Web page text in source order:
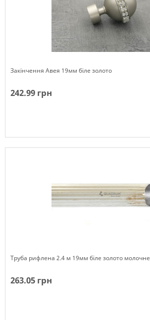
Закінчення Авея 19мм біле золото
242.99 грн
Труба рифлена 2.4 м 19мм біле золото молочне
263.05 грн